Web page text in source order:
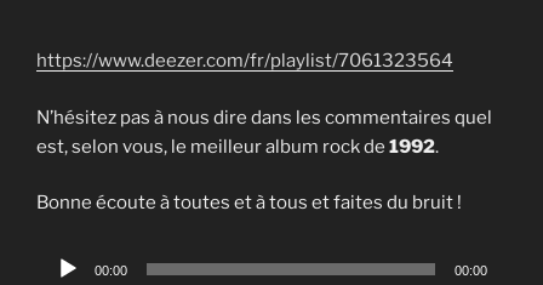
https://www.deezer.com/fr/playlist/7061323564
N’hésitez pas à nous dire dans les commentaires quel
est, selon vous, le meilleur album rock de 1992.
Bonne écoute à toutes et à tous et faites du bruit !
Audio
00:00 00:00